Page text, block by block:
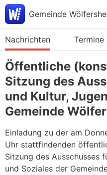
Gemeinde
Nachrichten Termine
Öffentliche
Sitzung des
und Kultur,
Gemeinde
Einladung zu der am
Uhr stattfindenden
Sitzung des Ausschusses
und Soziales der